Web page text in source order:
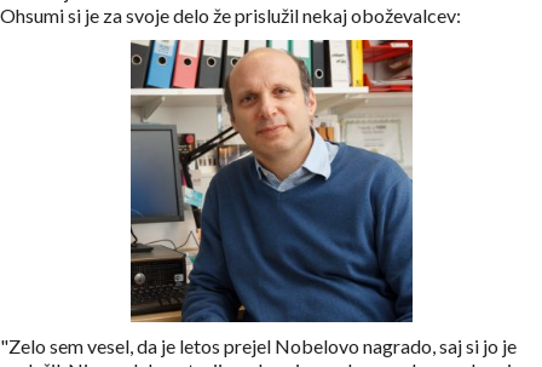
Ohsumi si je za svoje delo že prislužil nekaj oboževalcev:
"Zelo sem vesel, da je letos prejel Nobelovo nagrado, saj si jo je